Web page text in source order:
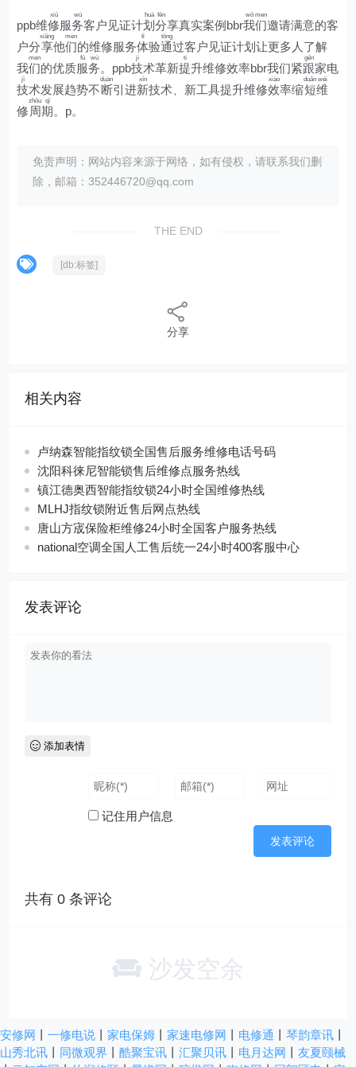
ppb维修
xiū
服务
wù
客户见证计划
huà
分
fēn
享真实案例bbr我
wǒ
们
men
邀请满意的客
户分享
xiǎng
他们
men
的维修服务体
tǐ
验通
tōng
过客户见证计划让更多人了解
我们
men
的优质服
fú
务
wù
。ppb技
jì
术革新提
tí
升维修效率bbr我们紧跟
gēn
家电
技
jì
术发展趋势不断
duàn
引进新
xīn
技术、新工具提升维修效
xiào
率缩短
duǎn
维
wéi
修 周
zhōu
期
qī
。p。
免责声明：网站内容来源于网络，如有侵权，请联系我们删
除，邮箱：352446720@qq.com
THE END
[db:标签]
分享
相关内容
卢纳森智能指纹锁全国售后服务维修电话号码
沈阳科徕尼智能锁售后维修点服务热线
镇江德奥西智能指纹锁24小时全国维修热线
MLHJ指纹锁附近售后网点热线
唐山方宬保险柜维修24小时全国客户服务热线
national空调全国人工售后统一24小时400客服中心
发表评论
添加表情
记住用户信息
共有0 条评论
沙发空余
安修网 一修电说 家电保姆 家速电修网 电修通 琴韵章讯
山秀北讯
同微观界 酷聚宝讯 汇聚贝讯 电月达网
友夏颐械